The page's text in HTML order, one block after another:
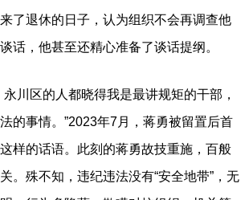
了退休的日子，认为组织不会再调查他
话，他甚至还精心准备了谈话提纲。
区的人都晓得我是最讲规矩的干部，
的事情。”2023年7月，蒋勇被留置后首
样的话语。此刻的蒋勇故技重施，百般
。殊不知，违纪违法没有“安全地带”，无